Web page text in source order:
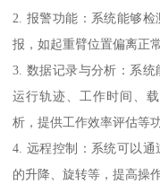
2. 报警功能：系统能够
报，如起重臂位置偏离正
3. 数据记录与分析：系
运行轨迹、工作时间、
析，提供工作效率评估等功
4. 远程控制：系统可以
的升降、旋转等，提高操